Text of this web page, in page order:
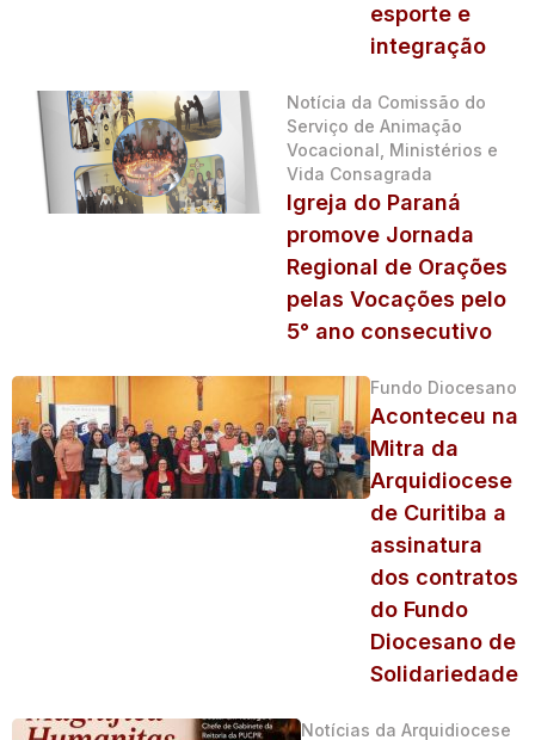
esporte e
integração
Notícia da Comissão do
Serviço de Animação
Vocacional, Ministérios e
Vida Consagrada
Igreja do Paraná
promove Jornada
Regional de Orações
pelas Vocações pelo
5° ano consecutivo
Fundo Diocesano
Aconteceu na
Mitra da
Arquidiocese
de Curitiba a
assinatura
dos contratos
do Fundo
Diocesano de
Solidariedade
Notícias da Arquidiocese